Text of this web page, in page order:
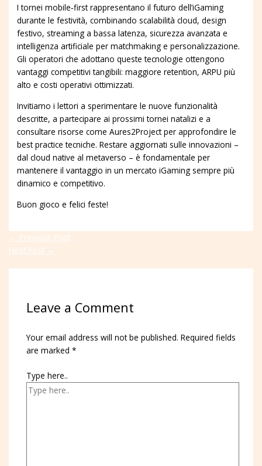
I tornei mobile‑first rappresentano il futuro dell’iGaming
durante le festività, combinando scalabilità cloud, design
festivo, streaming a bassa latenza, sicurezza avanzata e
intelligenza artificiale per matchmaking e personalizzazione.
Gli operatori che adottano queste tecnologie ottengono
vantaggi competitivi tangibili: maggiore retention, ARPU più
alto e costi operativi ottimizzati.
Invitiamo i lettori a sperimentare le nuove funzionalità
descritte, a partecipare ai prossimi tornei natalizi e a
consultare risorse come Aures2Project per approfondire le
best practice tecniche. Restare aggiornati sulle innovazioni –
dal cloud native al metaverso – è fondamentale per
mantenere il vantaggio in un mercato iGaming sempre più
dinamico e competitivo.
Buon gioco e felici feste!
← Previous Post
Next Post →
Leave a Comment
Your email address will not be published. Required fields
are marked *
Type here..